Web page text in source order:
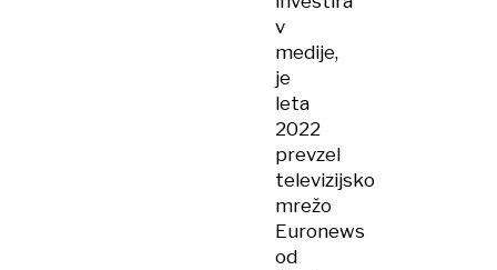
v
medije,
je
leta
2022
prevzel
televizijsko
mrežo
Euronews
od